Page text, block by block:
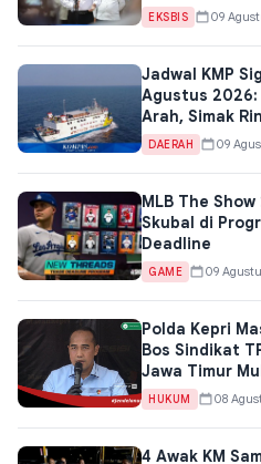
EKSBIS 09
Jadwal KMP
Agustus 2026:
Arah, Simak
DAERAH 09
MLB The
Skubal di
Deadline
GAME 09
Polda Kepri
Bos Sindikat
Jawa Timur
HUKUM 08
4 Awak KM